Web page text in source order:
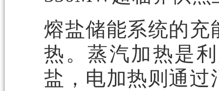
熔盐储能系统的充
热。蒸汽加热是
盐，电加热则通过